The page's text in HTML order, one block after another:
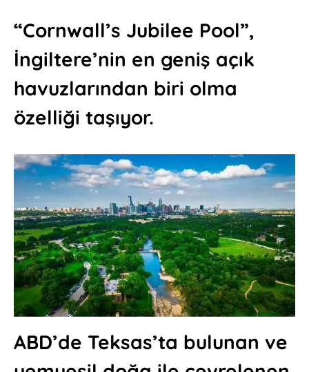
“Cornwall’s Jubilee Pool”,
İngiltere’nin en geniş açık
havuzlarından biri olma
özelliği taşıyor.
ABD’de Teksas’ta bulunan ve